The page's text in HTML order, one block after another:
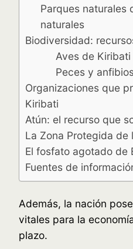
Parques naturales
naturales
Biodiversidad:
Aves de Kiribati
Peces y
Organizaciones que
Kiribati
Atún: el recurso que
La Zona Protegida de
El fosfato agotado de
Fuentes de
Además, la nación
vitales para la
plazo.